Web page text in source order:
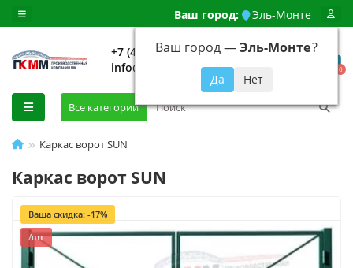
Ваш город: Эль-Монте
Ваш город —Эль-Монте?
+7 (499) 648-92-94
info@evroshtaketnikmoskva.ru
0
Все категории
Каркас ворот SUN
Каркас ворот SUN
Ваша скидка: -17%
/шт